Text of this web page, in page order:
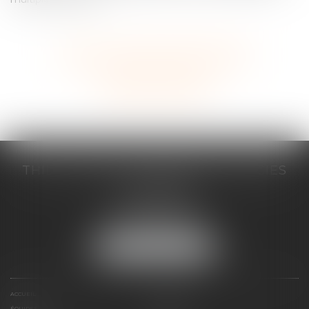
THILL-MINICI-LEVIONNAIS & ASSOCIES
ACCUEIL